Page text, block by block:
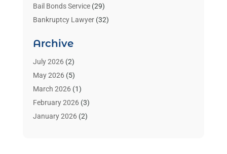
Bail Bonds Service(29)
Bankruptcy Lawyer(32)
Benzene Lawyers
Bonds(3)
Child Custody
Criminal Lawyer
Divorce Attorney(26)
Estate Planning Attorney
Archive
July 2026(2)
May 2026(5)
March 2026(1)
February 2026(3)
January 2026(2)